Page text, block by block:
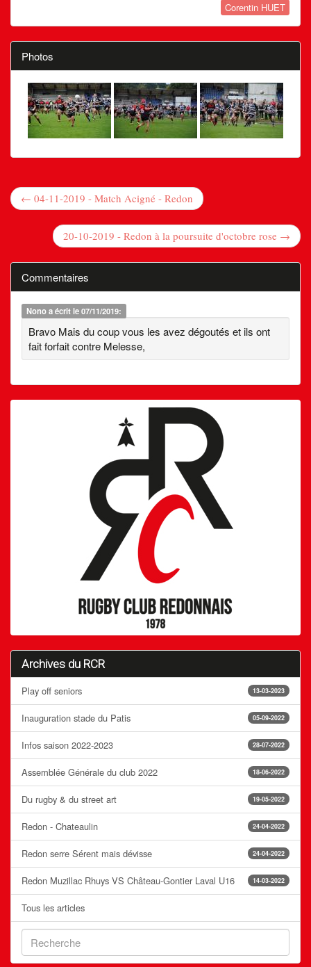
Corentin HUET
Photos
← 04-11-2019 - Match Acigné - Redon
20-10-2019 - Redon à la poursuite d'octobre rose →
Commentaires
Nonoa écrit le 07/11/2019:
Bravo Mais du coup vous les avez dégoutés et ils ont
fait forfait contre Melesse,
Archives du RCR
13-03-2023
Play off seniors
05-09-2022
Inauguration stade du Patis
28-07-2022
Infos saison 2022-2023
18-06-2022
Assemblée Générale du club 2022
19-05-2022
Du rugby & du street art
24-04-2022
Redon - Chateaulin
24-04-2022
Redon serre Sérent mais dévisse
14-03-2022
Redon Muzillac Rhuys VS Château-Gontier Laval U16
Tous les articles